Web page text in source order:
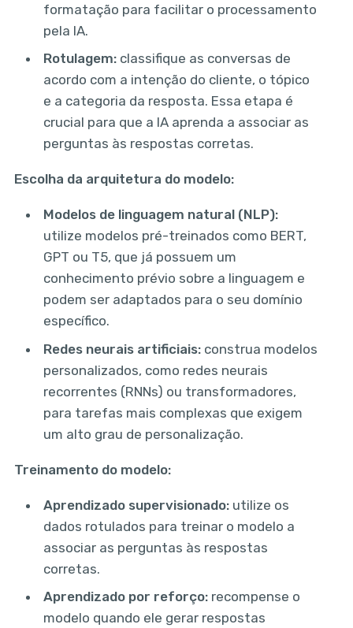
formatação para facilitar o processamento
pela IA.
Rotulagem: classifique as conversas de
acordo com a intenção do cliente, o tópico
e a categoria da resposta. Essa etapa é
crucial para que a IA aprenda a associar as
perguntas às respostas corretas.
Escolha da arquitetura do modelo:
Modelos de linguagem natural (NLP):
utilize modelos pré-treinados como BERT,
GPT ou T5, que já possuem um
conhecimento prévio sobre a linguagem e
podem ser adaptados para o seu domínio
específico.
Redes neurais artificiais: construa modelos
personalizados, como redes neurais
recorrentes (RNNs) ou transformadores,
para tarefas mais complexas que exigem
um alto grau de personalização.
Treinamento do modelo:
Aprendizado supervisionado: utilize os
dados rotulados para treinar o modelo a
associar as perguntas às respostas
corretas.
Aprendizado por reforço: recompense o
modelo quando ele gerar respostas